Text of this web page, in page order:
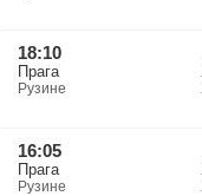
18:10
Прага
Рузине
16:05
Прага
Рузине